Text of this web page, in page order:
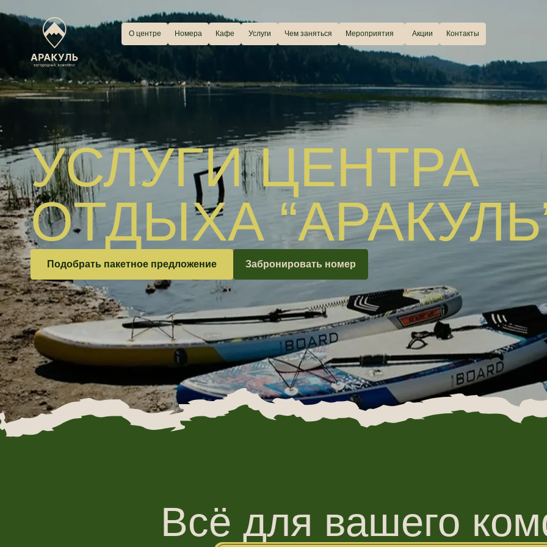
О центре Номера Услуги Чем заняться Мероприятия Контакты
УСЛУГИ ЦЕНТРА
ОТДЫХА “АРАКУЛЬ”
Подобрать пакетное предложение Забронировать номер
ни о чем беспокоиться. От горячего пара в бане до настольных игр в дождливый
вечер — у нас есть всё для хорошего отдыха.